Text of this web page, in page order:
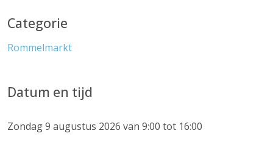
Categorie
Rommelmarkt
Datum en tijd
Zondag 9 augustus 2026 van 9:00 tot 16:00